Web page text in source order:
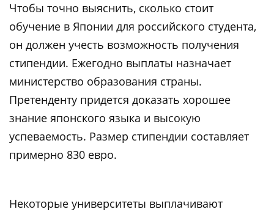
Чтобы точно выяснить, сколько стоит
обучение в Японии для российского студента,
он должен учесть возможность получения
стипендии. Ежегодно выплаты назначает
министерство образования страны.
Претенденту придется доказать хорошее
знание японского языка и высокую
успеваемость. Размер стипендии составляет
примерно 830 евро.
Некоторые университеты выплачивают